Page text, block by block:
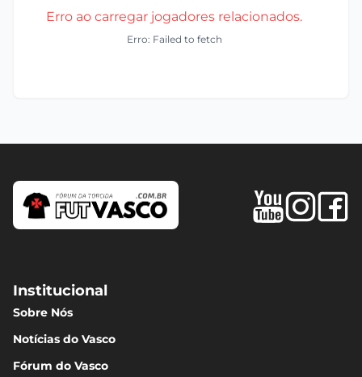
Erro ao carregar jogadores relacionados.
Erro: Failed to fetch
Institucional
Sobre Nós
Notícias do Vasco
Fórum do Vasco